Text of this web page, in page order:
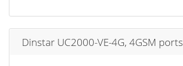
Dinstar UC2000-VE-4G, 4GSM ports